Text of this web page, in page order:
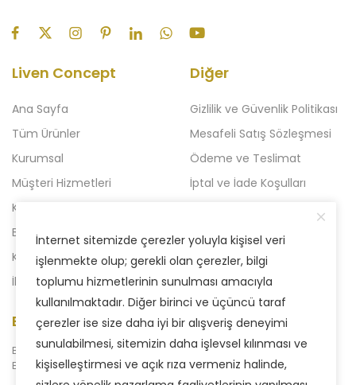
Liven Concept
Ana Sayfa
Tüm Ürünler
Kurumsal
Müşteri Hizmetleri
Kampanyalı Ürünler
Blog
Kataloglar
İletişim
Diğer
Gizlilik ve Güvenlik Politikası
Mesafeli Satış Sözleşmesi
Ödeme ve Teslimat
İptal ve İade Koşulları
Liven 2'li Kampanyalar
Yeni Kampanya
E-Bülten Aboneliği
Bizden haberdar olmak için
E-Bülten sistemimize abone olabilirsiniz.
İnternet sitemizde çerezler yoluyla kişisel veri
işlenmekte olup; gerekli olan çerezler, bilgi
toplumu hizmetlerinin sunulması amacıyla
kullanılmaktadır. Diğer birinci ve üçüncü taraf
çerezler ise size daha iyi bir alışveriş deneyimi
sunulabilmesi, sitemizin daha işlevsel kılınması ve
kişiselleştirmesi ve açık rıza vermeniz halinde,